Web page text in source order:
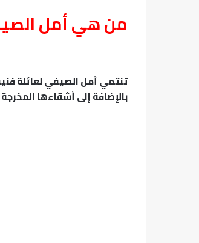
من هي أمل
تنتمي أمل الصيفي لعائلة
بالإضافة إلى أشقاءها